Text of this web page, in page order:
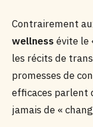
Contrairement
wellness évite le
les récits de
promesses de
efficaces parlent
jamais de «